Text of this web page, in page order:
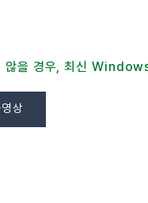
않을 경우, 최신
상